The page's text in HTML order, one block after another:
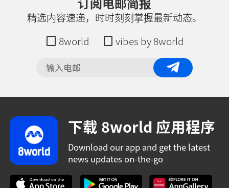
精选内容速递，时时刻刻掌握最新动态。
8world
vibes by 8world
下载 8world 应用程序
Download our app and get the latest
news updates on-the-go